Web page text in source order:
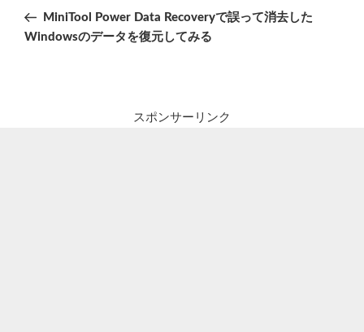
ナ
の
投
MiniTool Power Data Recoveryで誤って消去した
Windowsのデータを復元してみる
スポンサーリンク